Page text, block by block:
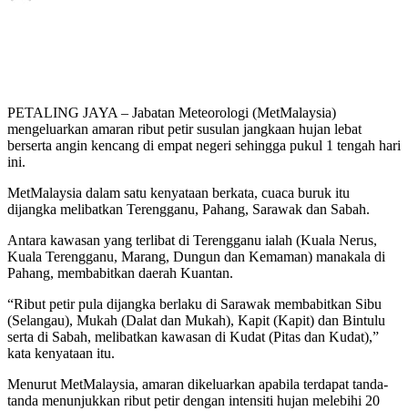
PETALING JAYA – Jabatan Meteorologi (MetMalaysia)
mengeluarkan amaran ribut petir susulan jangkaan hujan lebat
berserta angin kencang di empat negeri sehingga pukul 1 tengah hari
ini.
MetMalaysia dalam satu kenyataan berkata, cuaca buruk itu
dijangka melibatkan Terengganu, Pahang, Sarawak dan Sabah.
Antara kawasan yang terlibat di Terengganu ialah (Kuala Nerus,
Kuala Terengganu, Marang, Dungun dan Kemaman) manakala di
Pahang, membabitkan daerah Kuantan.
“Ribut petir pula dijangka berlaku di Sarawak membabitkan Sibu
(Selangau), Mukah (Dalat dan Mukah), Kapit (Kapit) dan Bintulu
serta di Sabah, melibatkan kawasan di Kudat (Pitas dan Kudat),”
kata kenyataan itu.
Menurut MetMalaysia, amaran dikeluarkan apabila terdapat tanda-
tanda menunjukkan ribut petir dengan intensiti hujan melebihi 20